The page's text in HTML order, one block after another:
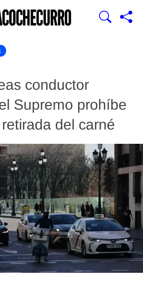
conductor
Supremo prohíbe
del carné